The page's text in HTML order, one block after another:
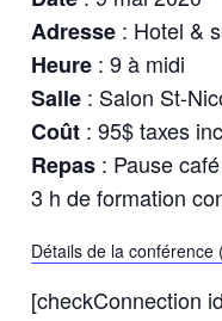
Adresse : Hotel &
Heure : 9 à midi
Salle : Salon St-
Coût : 95$ taxes
Repas : Pause café
3 h de formation
Détails de la conférence
[checkConnection